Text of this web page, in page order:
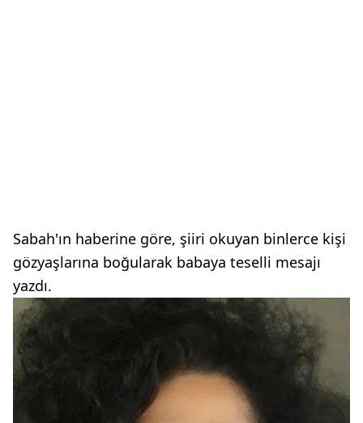
Sabah'ın haberine göre, şiiri okuyan binlerce kişi
gözyaşlarına boğularak babaya teselli mesajı
yazdı.